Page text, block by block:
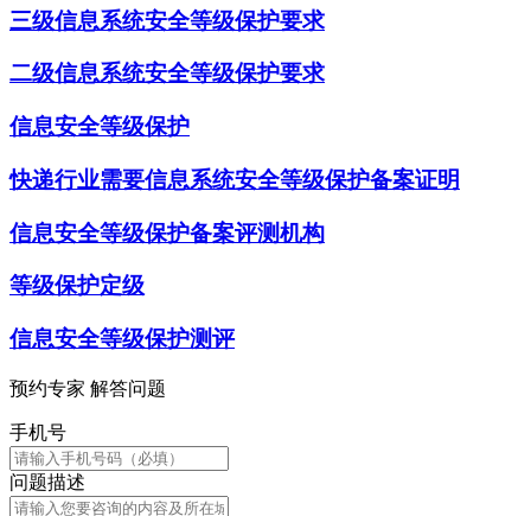
三级信息系统安全等级保护要求
二级信息系统安全等级保护要求
信息安全等级保护
快递行业需要信息系统安全等级保护备案证明
信息安全等级保护备案评测机构
等级保护定级
信息安全等级保护测评
预约专家 解答问题
手机号
问题描述